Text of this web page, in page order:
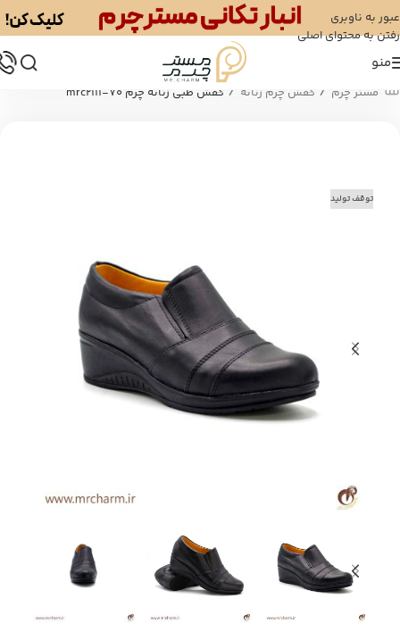
عبور به ناوبری
رفتن به محتوای اصلی
منو
مستر چرم / کفش چرم زنانه / کفش طبی زنانه چرم mrc2111-70
توقف تولید